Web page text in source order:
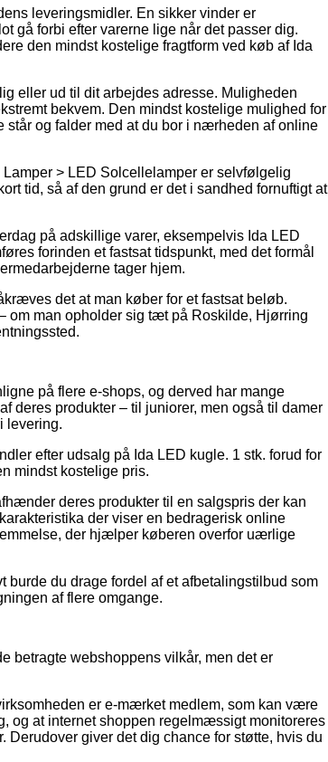
leveringsmidler. En sikker vinder er
gå forbi efter varerne lige når det passer dig.
den mindst kostelige fragtform ved køb af Ida
eller ud til dit arbejdes adresse. Muligheden
bekvem. Den mindst kostelige mulighed for
står og falder med at du bor i nærheden af online
> LED Solcellelamper er selvfølgelig
tid, så af den grund er det i sandhed fornuftigt at
på adskillige varer, eksempelvis Ida LED
forinden et fastsat tidspunkt, med det formål
tager hjem.
det at man køber for et fastsat beløb.
om man opholder sig tæt på Roskilde, Hjørring
på flere e-shops, og derved har mange
deres produkter – til juniorer, men også til damer
levering.
efter udsalg på Ida LED kugle. 1 stk. forud for
mindst kostelige pris.
deres produkter til en salgspris der kan
der viser en bedragerisk online
der hjælper køberen overfor uærlige
burde du drage fordel af et afbetalingstilbud som
af flere omgange.
betragte webshoppens vilkår, men det er
er e-mærket medlem, som kan være
og at internet shoppen regelmæssigt monitoreres
giver det dig chance for støtte, hvis du